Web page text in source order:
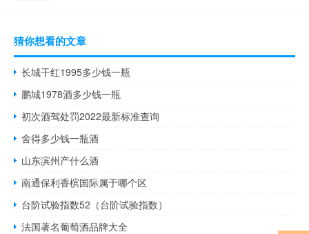
猜你想看的文章
长城干红1995多少钱一瓶
鹏城1978酒多少钱一瓶
初次酒驾处罚2022最新标准查询
舍得多少钱一瓶酒
山东滨州产什么酒
南通保利香槟国际属于哪个区
台阶试验指数52（台阶试验指数）
法国著名葡萄酒品牌大全